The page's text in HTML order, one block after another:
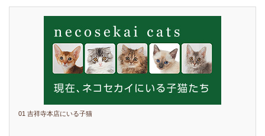
01 吉祥寺本店にいる子猫